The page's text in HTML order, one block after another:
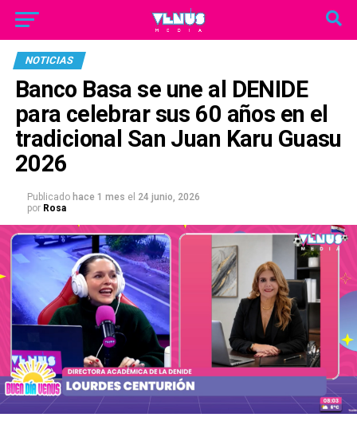
NOTICIAS
Banco Basa se une al DENIDE
para celebrar sus 60 años en el
tradicional San Juan Karu Guasu
2026
Publicado hace 1 mes el 24 junio, 2026
por Rosa